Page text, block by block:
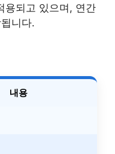
용되고 있으며, 연간
니다.
내용